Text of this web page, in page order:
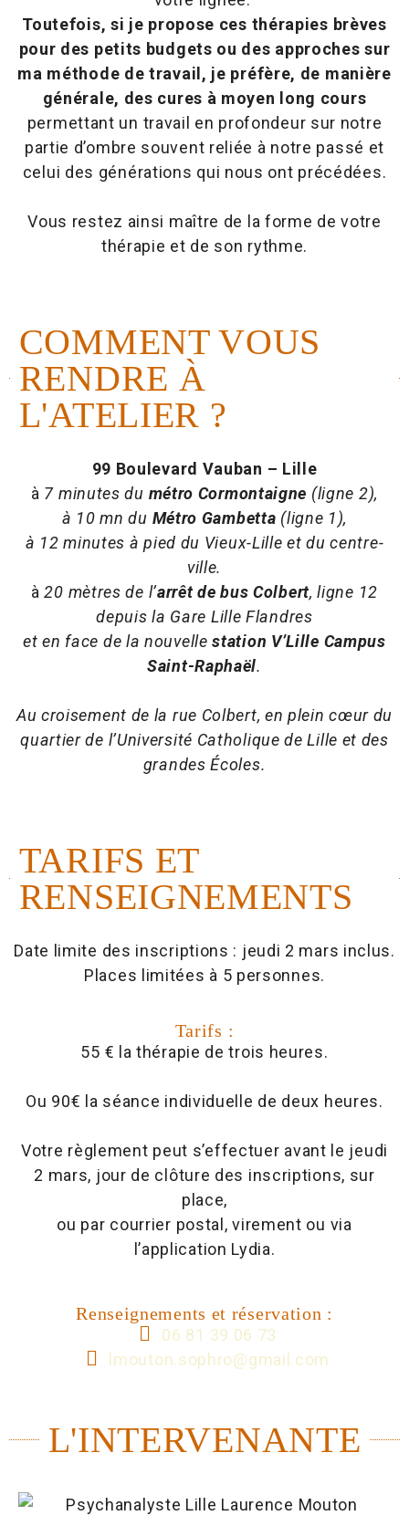
Toutefois, si je propose ces thérapies brèves
pour des petits budgets ou des approches sur
ma méthode de travail, je préfère, de manière
générale, des cures à moyen long cours
permettant un travail en profondeur sur notre
partie d’ombre souvent reliée à notre passé et
celui des générations qui nous ont précédées.
Vous restez ainsi maître de la forme de votre
thérapie et de son rythme.
COMMENT VOUS
RENDRE À
L'ATELIER ?
99 Boulevard Vauban – Lille
à 7 minutes du métro Cormontaigne (ligne 2),
à 10 mn du Métro Gambetta (ligne 1),
à 12 minutes à pied du Vieux-Lille et du centre-
ville.
à 20 mètres de l’arrêt de bus Colbert, ligne 12
depuis la Gare Lille Flandres
et en face de la nouvellestation V’Lille Campus
Saint-Raphaël.
Au croisement de la rue Colbert, en plein cœur du
quartier de l’Université Catholique de Lille et des
grandes Écoles.
TARIFS ET
RENSEIGNEMENTS
Date limite des inscriptions : jeudi 2 mars inclus.
Places limitées à 5 personnes.
Tarifs :
55 € la thérapie de trois heures.
Ou 90€ la séance individuelle de deux heures.
Votre règlement peut s’effectuer avant le jeudi
2 mars, jour de clôture des inscriptions, sur
place,
ou par courrier postal, virement ou via
l’application Lydia.
Renseignements et réservation :
06 81 39 06 73
lmouton.sophro@gmail.com
L'INTERVENANTE